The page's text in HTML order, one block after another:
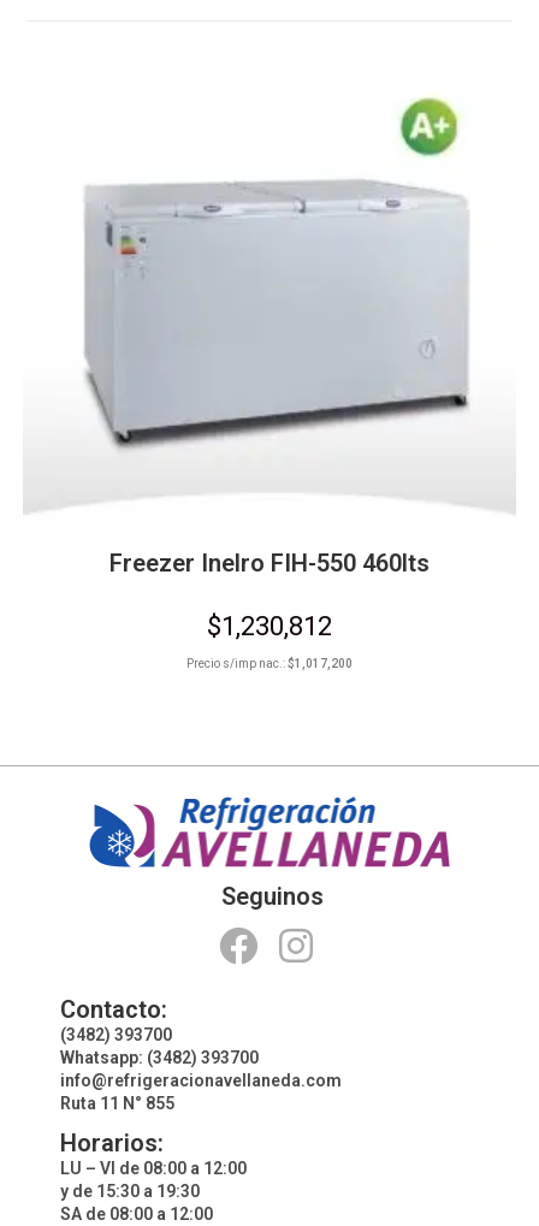
Freezer Inelro FIH-550 460lts
$1,230,812
Precio s/imp nac.:$1,017,200
Seguinos
Contacto:
(3482) 393700
Whatsapp: (3482) 393700
info@refrigeracionavellaneda.com
Ruta 11 N° 855
Horarios:
LU – VI de 08:00 a 12:00
y de 15:30 a 19:30
SA de 08:00 a 12:00